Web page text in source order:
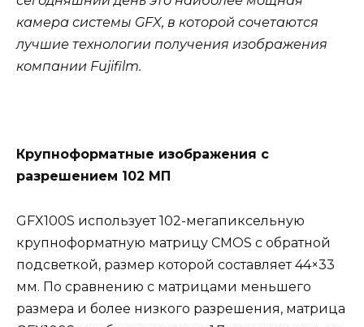
камера системы GFX, в которой сочетаются
лучшие технологии получения изображения
компании Fujifilm.
Крупноформатные изображения с
разрешением 102 МП
GFX100S использует 102-мегапиксельную
крупноформатную матрицу CMOS с обратной
подсветкой, размер которой составляет 44×33
мм. По сравнению с матрицами меньшего
размера и более низкого разрешения, матрица